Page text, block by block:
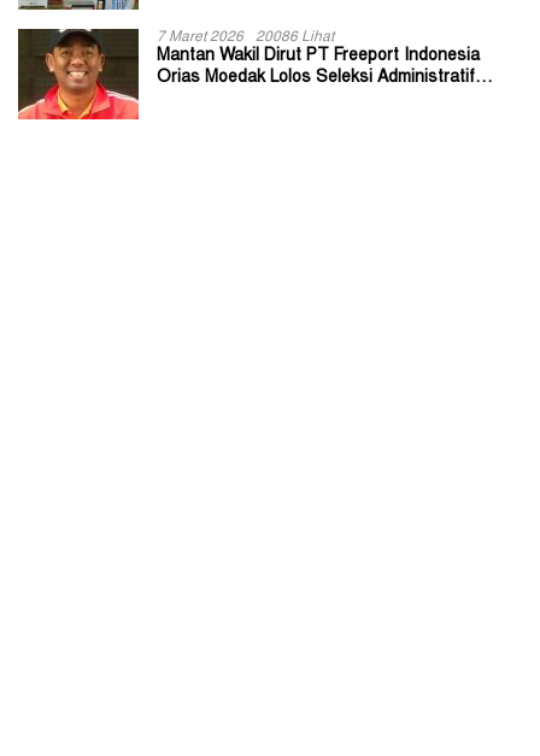
7 Maret 2026 20086 Lihat
Mantan Wakil Dirut PT Freeport Indonesia
Orias Moedak Lolos Seleksi Administratif